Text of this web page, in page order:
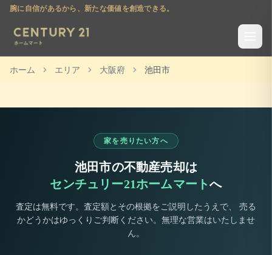
腕に自信があるから、新たな価値を創造できる。
ホーム エリア 大阪府 池田市
家を売りたい方へ
池田市の不動産売却は
センチュリー21ホームマートへ
査定は無料です。査定額とその根拠をご説明したうえで、 売る
かどうかはゆっくりご判断ください。無理な営業はいたしませ
ん。